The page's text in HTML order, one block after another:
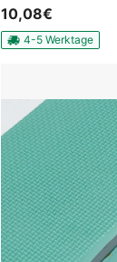
10,08€
4-5 Werktage